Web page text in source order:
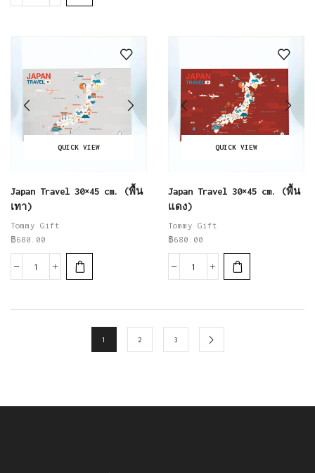
QUICK VIEW
Japan Travel 30×45 cm. (พื้น
เทา)
Tommy Gift
฿680.00
QUICK VIEW
Japan Travel 30×45 cm. (พื้น
แดง)
Tommy Gift
฿680.00
1 2 3